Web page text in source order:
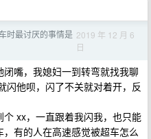
时最讨厌的事情是 2019 年 12 月 6
日
嘴，我媳妇一到转弯就找我聊
闪他呗，闪了不关就对着开，反
xx，一直跟着我闪我，也只能
有的人在高速感觉被超车怎么